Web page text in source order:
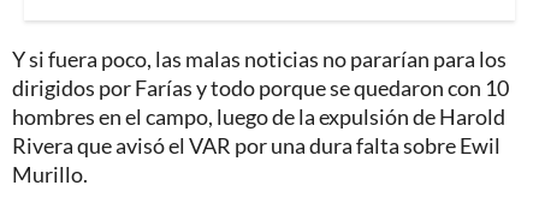
Y si fuera poco, las malas noticias no pararían para los
dirigidos por Farías y todo porque se quedaron con 10
hombres en el campo, luego de la expulsión de Harold
Rivera que avisó el VAR por una dura falta sobre Ewil
Murillo.